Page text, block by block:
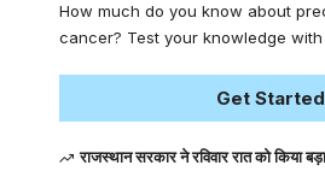
How much do you know about
cancer? Test your knowledge
Get Started
राजस्थान सरकार ने रविवार रात को किया